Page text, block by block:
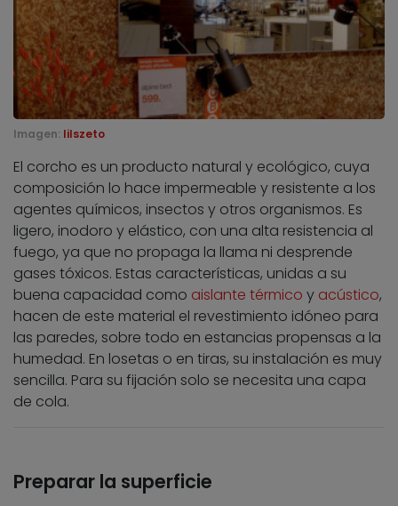
Imagen: lilszeto
El corcho es un producto natural y ecológico, cuya
composición lo hace impermeable y resistente a los
agentes químicos, insectos y otros organismos. Es
ligero, inodoro y elástico, con una alta resistencia al
fuego, ya que no propaga la llama ni desprende
gases tóxicos. Estas características, unidas a su
buena capacidad como aislante térmico y acústico,
hacen de este material el revestimiento idóneo para
las paredes, sobre todo en estancias propensas a la
humedad. En losetas o en tiras, su instalación es muy
sencilla. Para su fijación solo se necesita una capa
de cola.
Preparar la superficie